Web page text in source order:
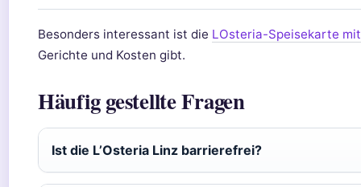
Besonders interessant ist die LOsteria-Speisekarte
Gerichte und Kosten gibt.
Häufig gestellte Fragen
Ist die L’Osteria Linz barrierefrei?